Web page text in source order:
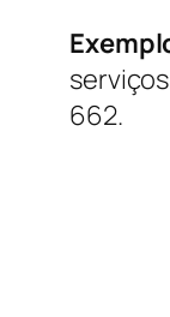
662.